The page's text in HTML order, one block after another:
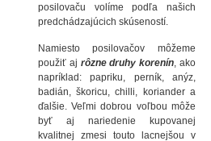
posilovaču volíme podľa našich
predchádzajúcich skúseností.
Namiesto posilovačov môžeme
použiť aj rôzne druhy korenín , ako
napríklad: papriku, perník, anýz,
badián, škoricu, chilli, koriander a
ďalšie. Veľmi dobrou voľbou môže
byť aj nariedenie kupovanej
kvalitnej zmesi touto lacnejšou v